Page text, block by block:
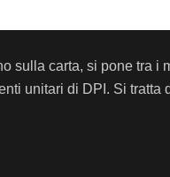
sulla carta, si pone tra
unitari di DPI. Si